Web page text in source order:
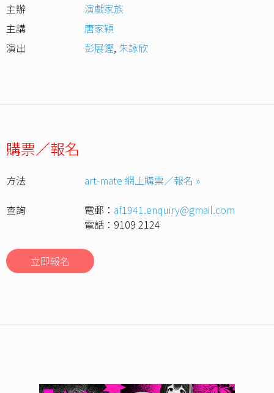
主辦
演戲家族
主講
唐家穎
演出
彭展鏗, 朱詠欣
購票／報名
方法
art-mate 網上購票／報名 »
查詢
電郵： af1941.enquiry@gmail.com
電話：9109 2124
立即報名